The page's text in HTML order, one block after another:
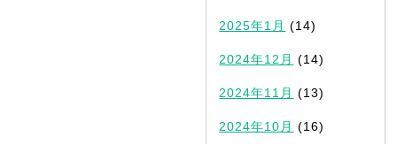
2025年1月 (14)
2024年12月 (14)
2024年11月 (13)
2024年10月 (16)